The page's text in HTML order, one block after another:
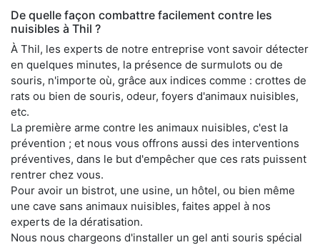
De quelle façon combattre facilement contre les
nuisibles à Thil ?
À Thil, les experts de notre entreprise vont savoir détecter
en quelques minutes, la présence de surmulots ou de
souris, n'importe où, grâce aux indices comme : crottes de
rats ou bien de souris, odeur, foyers d'animaux nuisibles,
etc.
La première arme contre les animaux nuisibles, c'est la
prévention ; et nous vous offrons aussi des interventions
préventives, dans le but d'empêcher que ces rats puissent
rentrer chez vous.
Pour avoir un bistrot, une usine, un hôtel, ou bien même
une cave sans animaux nuisibles, faites appel à nos
experts de la dératisation.
Nous nous chargeons d'installer un gel anti souris spécial